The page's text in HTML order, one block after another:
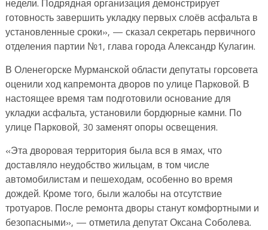
недели. Подрядная организация демонстрирует
готовность завершить укладку первых слоёв асфальта в
установленные сроки», — сказал секретарь первичного
отделения партии №1, глава города Александр Кулагин.
В Оленегорске Мурманской области депутаты горсовета
оценили ход капремонта дворов по улице Парковой. В
настоящее время там подготовили основание для
укладки асфальта, установили бордюрные камни. По
улице Парковой, 30 заменят опоры освещения.
«Эта дворовая территория была вся в ямах, что
доставляло неудобство жильцам, в том числе
автомобилистам и пешеходам, особенно во время
дождей. Кроме того, были жалобы на отсутствие
тротуаров. После ремонта дворы станут комфортными и
безопасными», — отметила депутат Оксана Соболева.